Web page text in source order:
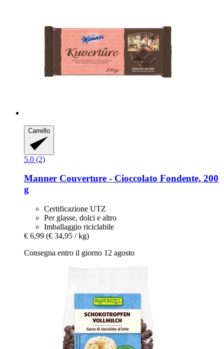
Carrello
5.0 (2)
Manner Couverture -​ Cioccolato Fondente, 200
g
Certificazione UTZ
Per glasse, dolci e altro
Imballaggio riciclabile
€ 6,99 (€ 34,95 / kg)
Consegna entro il giorno 12 agosto